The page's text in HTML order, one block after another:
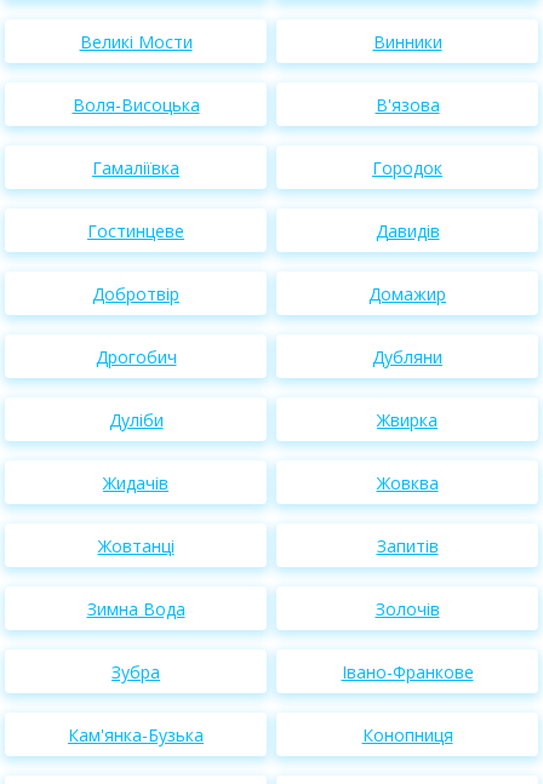
Великі Мости Винники
Воля-Висоцька В'язова
Гамаліївка Городок
Гостинцеве Давидів
Добротвір Домажир
Дрогобич Дубляни
Дуліби Жвирка
Жидачів Жовква
Жовтанці Запитів
Зимна Вода Золочів
Зубра Івано-Франкове
Кам'янка-Бузька Конопниця